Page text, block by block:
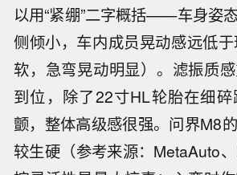
以用“紧绷”二字概括——车身姿
侧倾小，车内成员晃动感远低
软，急弯晃动明显）。滤振质
到位，除了22寸HL轮胎在细
颤，整体高级感很强。问界M8
较生硬（参考来源：MetaAuto